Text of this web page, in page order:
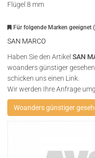
Flügel 8 mm
Für folgende Marken geeignet
SAN MARCO
Haben Sie den Artikel SAN
woanders günstiger
schicken uns einen Link.
Wir werden Ihre Anfrage
Woanders günstiger